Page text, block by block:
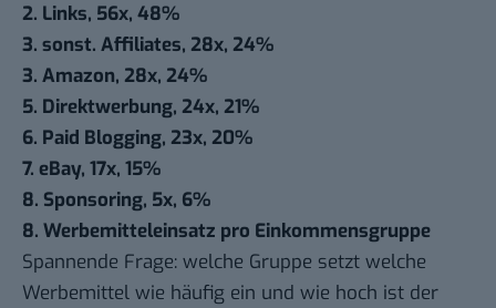
2. Links, 56x, 48%
3. sonst. Affiliates, 28x, 24%
3. Amazon, 28x, 24%
5. Direktwerbung, 24x, 21%
6. Paid Blogging, 23x, 20%
7. eBay, 17x, 15%
8. Sponsoring, 5x, 6%
8. Werbemitteleinsatz pro Einkommensgruppe
Spannende Frage: welche Gruppe setzt welche
Werbemittel wie häufig ein und wie hoch ist der